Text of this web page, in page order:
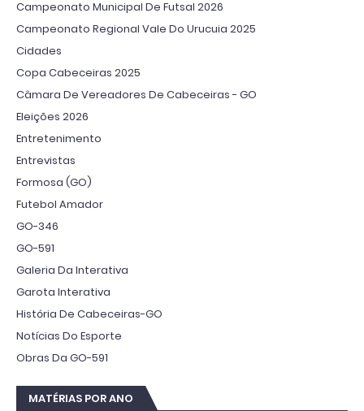
Campeonato Municipal De Futsal 2026
Campeonato Regional Vale Do Urucuia 2025
Cidades
Copa Cabeceiras 2025
Câmara De Vereadores De Cabeceiras - GO
Eleições 2026
Entretenimento
Entrevistas
Formosa (GO)
Futebol Amador
GO-346
GO-591
Galeria Da Interativa
Garota Interativa
História De Cabeceiras-GO
Notícias Do Esporte
Obras Da GO-591
MATÉRIAS POR ANO